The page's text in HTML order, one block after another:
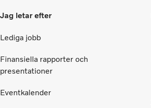
Jag letar efter
Lediga jobb
Finansiella rapporter och
presentationer
Eventkalender